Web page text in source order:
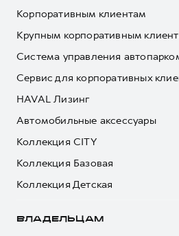
Корпоративным клиентам
Крупным корпоративным
Система управления
Сервис для корпоративных
HAVAL Лизинг
Автомобильные аксессуары
Коллекция CITY
Коллекция Базовая
Коллекция Детская
ВЛАДЕЛЬЦАМ